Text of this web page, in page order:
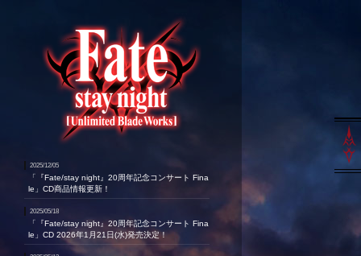
2025/12/05
「『Fate/stay night』20周年記念コンサート Fina
le」CD商品情報更新！
2025/05/18
「『Fate/stay night』20周年記念コンサート Fina
le」CD 2026年1月21日(水)発売決定！